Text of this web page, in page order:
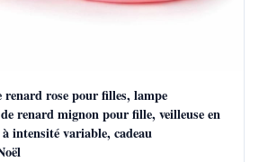
renard rose pour filles, lampe
renard mignon pour fille, veilleuse en
intensité variable, cadeau